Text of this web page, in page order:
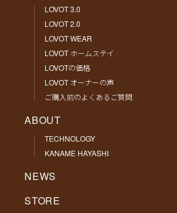
LOVOT 3.0
LOVOT 2.0
LOVOT WEAR
LOVOT ホームステイ
LOVOTの価格
LOVOT オーナーの声
ご購入前のよくあるご質問
ABOUT
TECHNOLOGY
KANAME HAYASHI
NEWS
STORE